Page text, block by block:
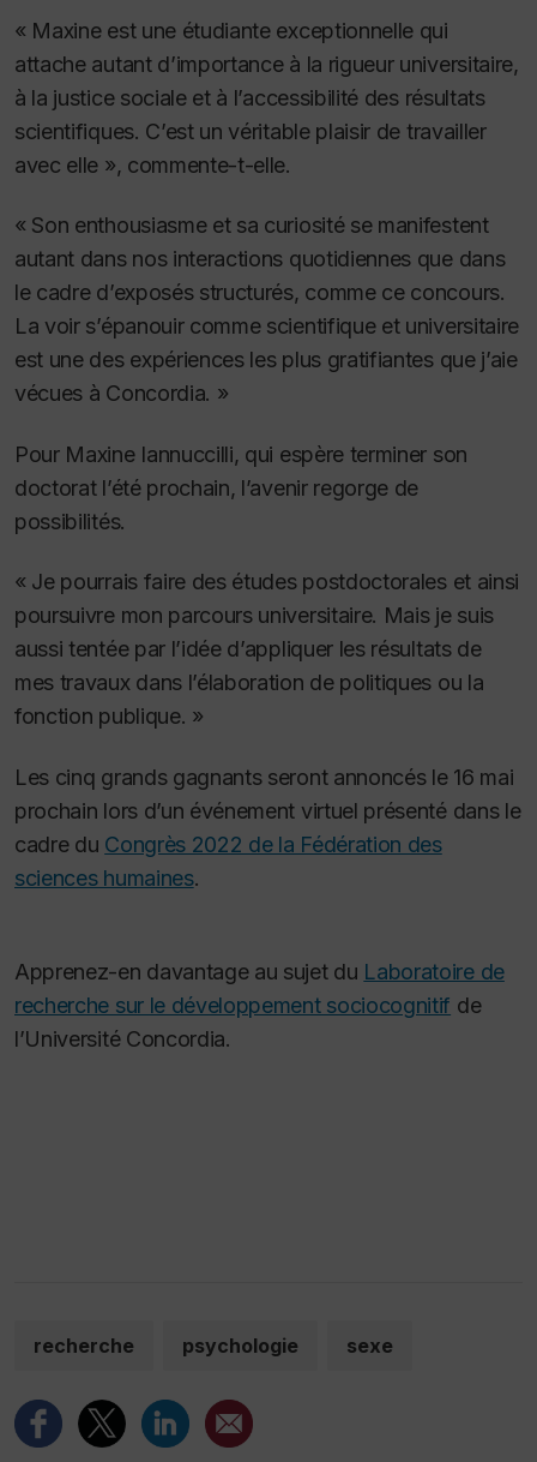
« Maxine est une étudiante exceptionnelle qui
attache autant d’importance à la rigueur universitaire,
à la justice sociale et à l’accessibilité des résultats
scientifiques. C’est un véritable plaisir de travailler
avec elle », commente-t-elle.
« Son enthousiasme et sa curiosité se manifestent
autant dans nos interactions quotidiennes que dans
le cadre d’exposés structurés, comme ce concours.
La voir s’épanouir comme scientifique et universitaire
est une des expériences les plus gratifiantes que j’aie
vécues à Concordia. »
Pour Maxine Iannuccilli, qui espère terminer son
doctorat l’été prochain, l’avenir regorge de
possibilités.
« Je pourrais faire des études postdoctorales et ainsi
poursuivre mon parcours universitaire. Mais je suis
aussi tentée par l’idée d’appliquer les résultats de
mes travaux dans l’élaboration de politiques ou la
fonction publique. »
Les cinq grands gagnants seront annoncés le 16 mai
prochain lors d’un événement virtuel présenté dans le
cadre du Congrès 2022 de la Fédération des
sciences humaines.
Apprenez-en davantage au sujet du Laboratoire de
recherche sur le développement sociocognitif de
l’Université Concordia.
recherche psychologie sexe